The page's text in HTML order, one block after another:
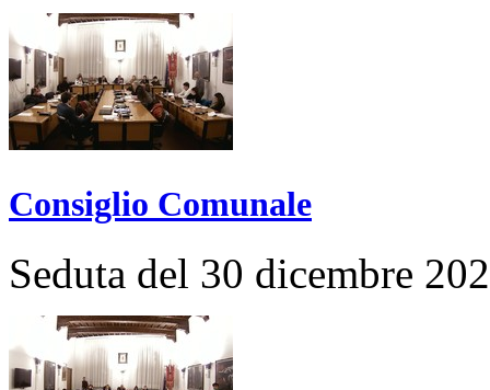
Consiglio Comunale
Seduta del 30 dicembre